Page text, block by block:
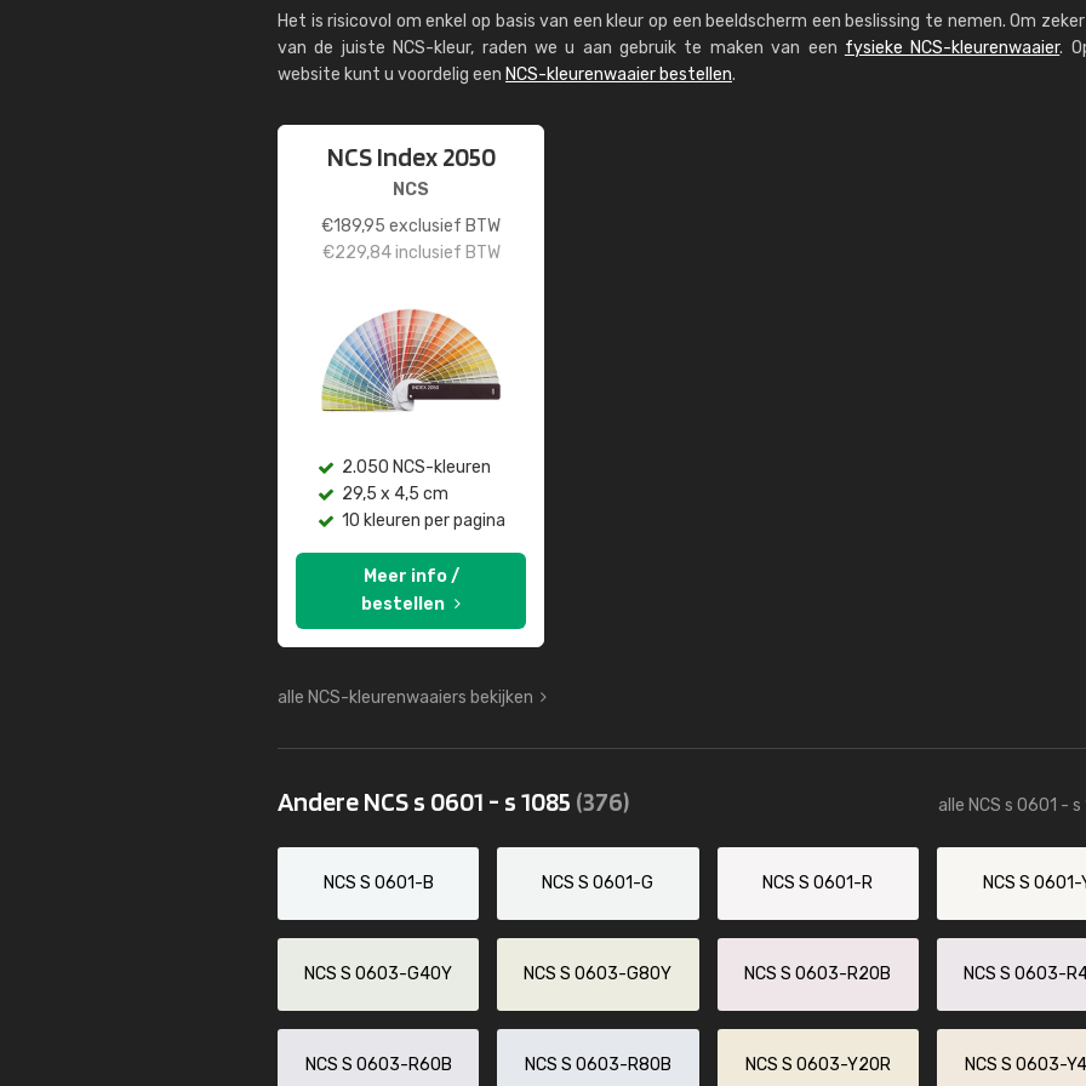
Het is risicovol om enkel op basis van een kleur op een beeldscherm een beslissing te nemen. Om
van de juiste NCS-kleur, raden we u aan gebruik te maken van een fysieke NCS-kleurenwaaier.
website kunt u voordelig een NCS-kleurenwaaier bestellen.
NCS Index 2050
NCS
€189,95 exclusief BTW
€229,84inclusief BTW
2.050 NCS-kleuren
29,5 x 4,5 cm
10 kleuren per pagina
Meer info /
bestellen
alle NCS-kleurenwaaiers bekijken
Andere NCS s 0601 - s 1085 (376) alle NCS s 0601 -
NCS S 0601-B NCS S 0601-G NCS S 0601-R NCS S 0601-
NCS S 0603-G40Y NCS S 0603-G80Y NCS S 0603-R20B NCS S 0603-
NCS S 0603-R60B NCS S 0603-R80B NCS S 0603-Y20R NCS S 0603-